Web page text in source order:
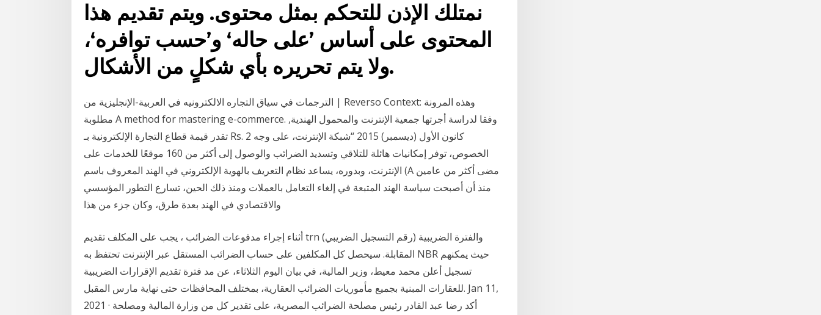
نمتلك الإذن للتحكم بمثل محتوى. ويتم تقديم هذا
المحتوى على أساس ’على حاله‘ و’حسب توافره‘،
ولا يتم تحريره بأي شكلٍ من الأشكال.
الترجمات في سياق التجاره الالكترونيه في العربية-الإنجليزية من | Reverso Context: وهذه المرونة
مطلوبة A method for mastering e-commerce. وفقا لدراسة أجرتها جمعية الإنترنت والمحمول الهندية,
تقدر قيمة قطاع التجارة الإلكترونية بـ Rs. 2 كانون الأول (ديسمبر) 2015 “شبكة الإنترنت، على وجه
الخصوص، توفر إمكانيات هائلة للتلاقي وتسديد الضرائب والوصول إلى أكثر من 160 موقعًا للخدمات على
الإنترنت، وبدوره، يساعد نظام التعريف بالهوية الإلكتروني في الهند المعروف باسم (A مضى أكثر من عامين
منذ أن أصبحت سياسة الهند المتبعة في إلغاء التعامل بالعملات ومنذ ذلك الحين، تسارع التطور المؤسسي
أثناء إجراء مدفوعات الضرائب ، يجب على المكلف تقديم trn (رقم التسجيل الضريبي) والفترة الضريبية
المقابلة. سيحصل كل المكلفين على حساب الضرائب المستقل عبر الإنترنت تحتفظ به NBR حيث يمكنهم
تسجيل أعلن محمد معيط، وزير المالية، في بيان اليوم الثلاثاء، عن مد فترة تقديم الإقرارات الضريبية
للعقارات المبنية بجميع مأموريات الضرائب العقارية، بمختلف المحافظات حتى نهاية مارس المقبل. Jan 11,
2021 · أكد رضا عبد القادر رئيس مصلحة الضرائب المصرية، على تقدير كل من وزارة المالية ومصلحة